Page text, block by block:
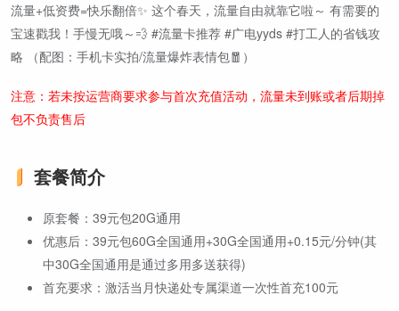
流量+低资费=快乐翻倍✨ 这个春天，流量自由就靠它啦～ 有需要的
宝速戳我！手慢无哦～💨 #流量卡推荐 #广电yyds #打工人的省钱攻
略 （配图：手机卡实拍/流量爆炸表情包🧧）
注意：若未按运营商要求参与首次充值活动，流量未到账或者后期掉
包不负责售后
套餐简介
原套餐：39元包20G通用
优惠后：39元包60G全国通用+30G全国通用+0.15元/分钟(其
中30G全国通用是通过多用多送获得)
首充要求：激活当月快递处专属渠道一次性首充100元